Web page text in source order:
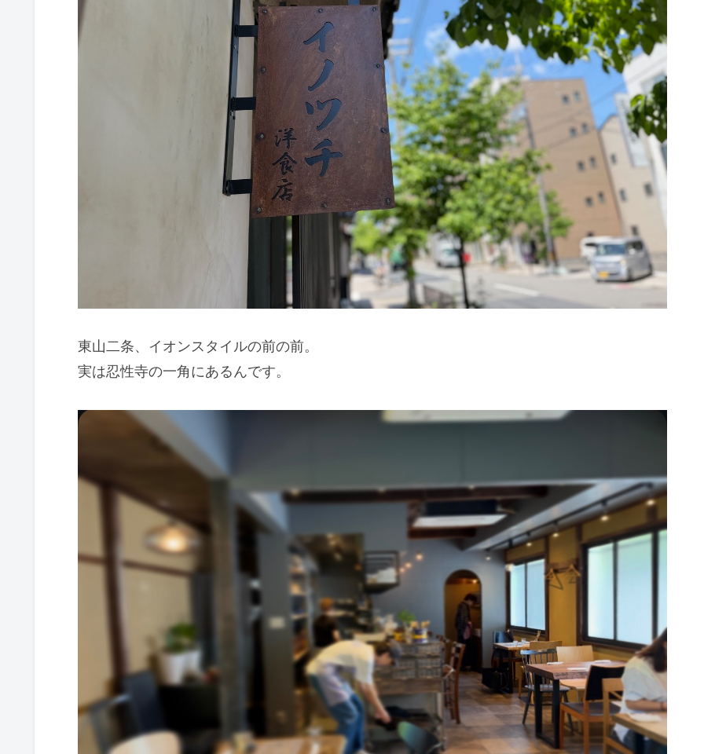
東山二条、イオンスタイルの前の前。
実は忍性寺の一角にあるんです。